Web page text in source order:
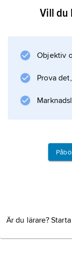
Vill du
Objektiv
Prova
Är du lärare?